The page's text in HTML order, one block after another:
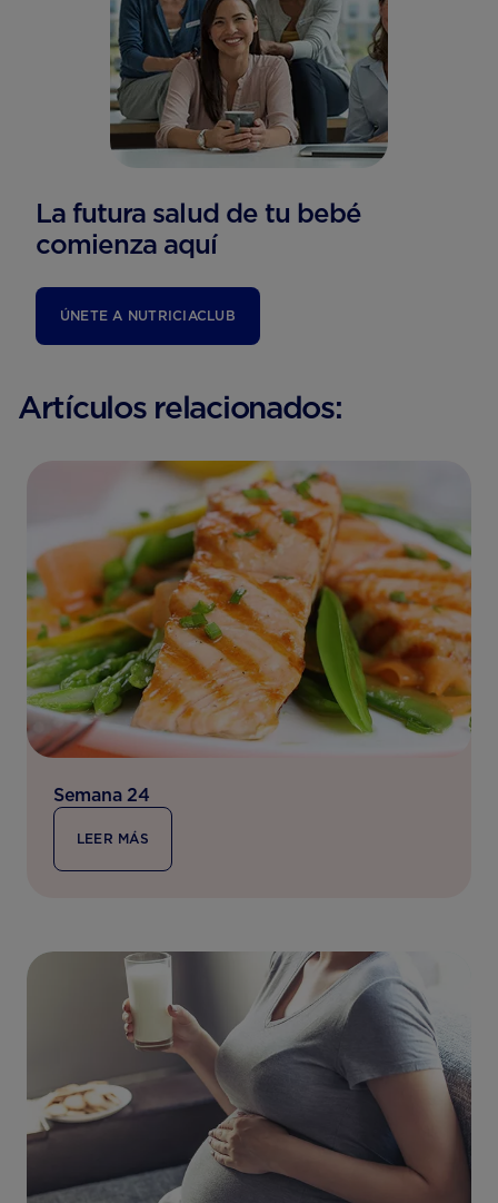
La futura salud de tu bebé
comienza aquí
ÚNETE A NUTRICIACLUB
Artículos relacionados:
Semana 24
LEER MÁS